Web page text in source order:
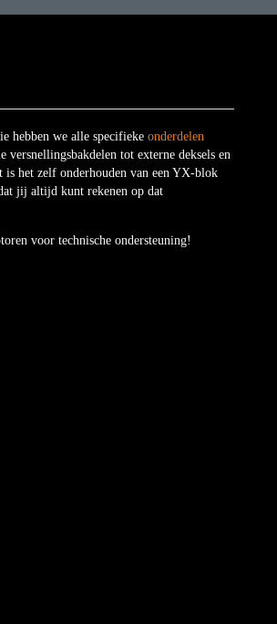
hebben we alle specifieke onderdelen
versnellingsbakdelen tot externe deksels en
is het zelf onderhouden van een YX-blok
jij altijd kunt rekenen op dat
voor technische ondersteuning!